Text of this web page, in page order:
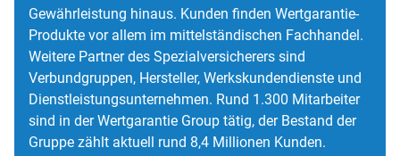
Gewährleistung hinaus. Kunden finden Wertgarantie-
Produkte vor allem im mittelständischen Fachhandel.
Weitere Partner des Spezialversicherers sind
Verbundgruppen, Hersteller, Werkskundendienste und
Dienstleistungsunternehmen. Rund 1.300 Mitarbeiter
sind in der Wertgarantie Group tätig, der Bestand der
Gruppe zählt aktuell rund 8,4 Millionen Kunden.